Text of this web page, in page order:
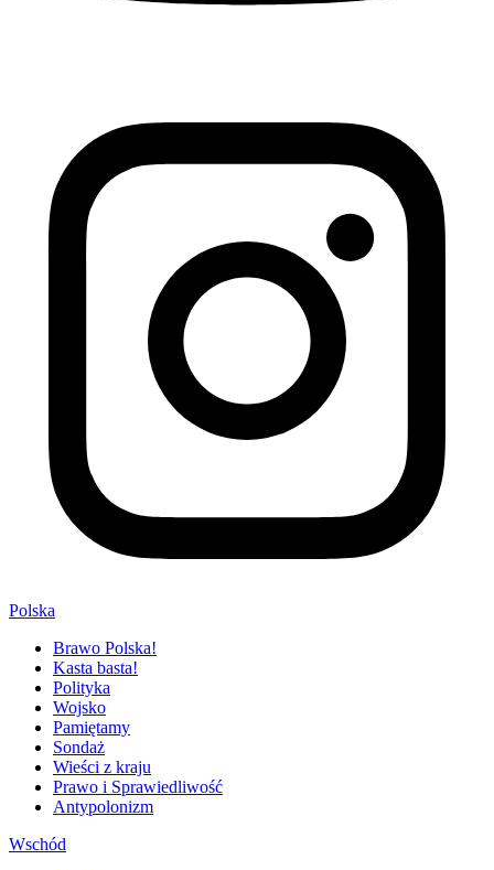
Polska
Brawo Polska!
Kasta basta!
Polityka
Wojsko
Pamiętamy
Sondaż
Wieści z kraju
Prawo i Sprawiedliwość
Antypolonizm
Wschód